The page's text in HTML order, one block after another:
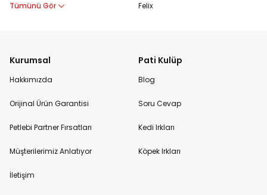
Tümünü Gör
Felix
Kurumsal
Hakkımızda
Orijinal Ürün Garantisi
Petlebi Partner Fırsatları
Müşterilerimiz Anlatıyor
İletişim
Pati Kulüp
Blog
Soru Cevap
Kedi Irkları
Köpek Irkları